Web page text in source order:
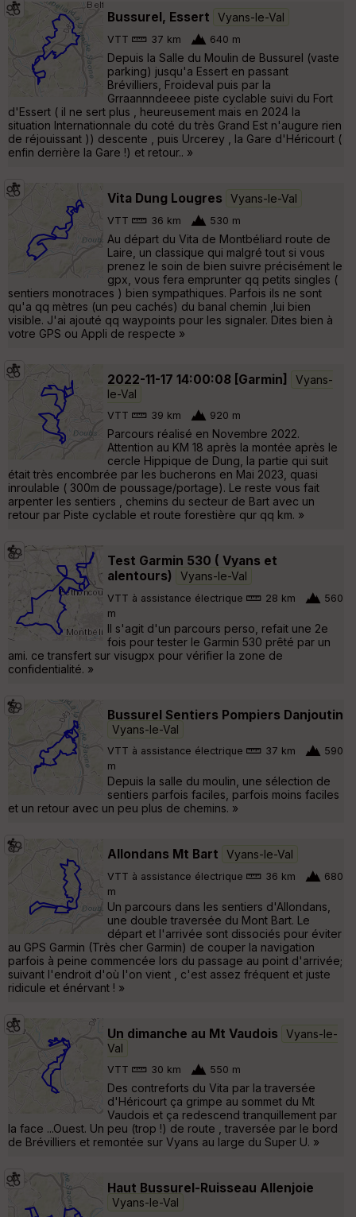
Bussurel, Essert Vyans-le-Val
VTT 37 km 640 m
Depuis la Salle du Moulin de Bussurel (vaste
parking) jusqu'a Essert en passant
Brévilliers, Froideval puis par la
Grraannndeeee piste cyclable suivi du Fort
d'Essert ( il ne sert plus , heureusement mais en 2024 la
situation Internationnale du coté du très Grand Est n'augure rien
de réjouissant )) descente , puis Urcerey , la Gare d'Héricourt (
enfin derrière la Gare !) et retour.. »
Vita Dung Lougres Vyans-le-Val
VTT 36 km 530 m
Au départ du Vita de Montbéliard route de
Laire, un classique qui malgré tout si vous
prenez le soin de bien suivre précisément le
gpx, vous fera emprunter qq petits singles (
sentiers monotraces ) bien sympathiques. Parfois ils ne sont
qu'a qq mètres (un peu cachés) du banal chemin ,lui bien
visible. J'ai ajouté qq waypoints pour les signaler. Dites bien à
votre GPS ou Appli de respecte »
2022-11-17 14:00:08 [Garmin]
Vyans-
le-Val
VTT 39 km 920 m
Parcours réalisé en Novembre 2022.
Attention au KM 18 après la montée après le
cercle Hippique de Dung, la partie qui suit
était très encombrée par les bucherons en Mai 2023, quasi
inroulable ( 300m de poussage/portage). Le reste vous fait
arpenter les sentiers , chemins du secteur de Bart avec un
retour par Piste cyclable et route forestière qur qq km. »
Test Garmin 530 ( Vyans et
alentours)
Vyans-le-Val
VTT à assistance électrique 28 km
560
m
Il s'agit d'un parcours perso, refait une 2e
fois pour tester le Garmin 530 prêté par un
ami. ce transfert sur visugpx pour vérifier la zone de
confidentialité. »
Bussurel Sentiers Pompiers Danjoutin
Vyans-le-Val
VTT à assistance électrique 37 km
590
m
Depuis la salle du moulin, une sélection de
sentiers parfois faciles, parfois moins faciles
et un retour avec un peu plus de chemins. »
Allondans Mt Bart Vyans-le-Val
VTT à assistance électrique 36 km
680
m
Un parcours dans les sentiers d'Allondans,
une double traversée du Mont Bart. Le
départ et l'arrivée sont dissociés pour éviter
au GPS Garmin (Très cher Garmin) de couper la navigation
parfois à peine commencée lors du passage au point d'arrivée;
suivant l'endroit d'où l'on vient , c'est assez fréquent et juste
ridicule et énérvant ! »
Un dimanche au Mt Vaudois
Vyans-le-
Val
VTT 30 km 550 m
Des contreforts du Vita par la traversée
d'Héricourt ça grimpe au sommet du Mt
Vaudois et ça redescend tranquillement par
la face ...Ouest. Un peu (trop !) de route , traversée par le bord
de Brévilliers et remontée sur Vyans au large du Super U. »
Haut Bussurel-Ruisseau Allenjoie
Vyans-le-Val